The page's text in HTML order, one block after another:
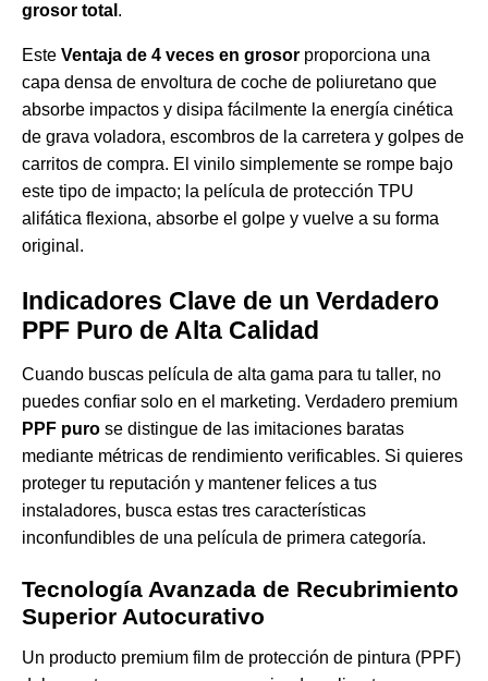
grosor total .
Este Ventaja de 4 veces en grosor proporciona una
capa densa de envoltura de coche de poliuretano que
absorbe impactos y disipa fácilmente la energía cinética
de grava voladora, escombros de la carretera y golpes de
carritos de compra. El vinilo simplemente se rompe bajo
este tipo de impacto; la película de protección TPU
alifática flexiona, absorbe el golpe y vuelve a su forma
original.
Indicadores Clave de un Verdadero
PPF Puro de Alta Calidad
Cuando buscas película de alta gama para tu taller, no
puedes confiar solo en el marketing. Verdadero premium
PPF puro se distingue de las imitaciones baratas
mediante métricas de rendimiento verificables. Si quieres
proteger tu reputación y mantener felices a tus
instaladores, busca estas tres características
inconfundibles de una película de primera categoría.
Tecnología Avanzada de Recubrimiento
Superior Autocurativo
Un producto premium film de protección de pintura (PPF)